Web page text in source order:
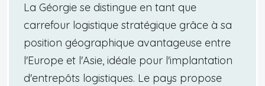
La Géorgie se distingue en tant que
carrefour logistique stratégique grâce à sa
position géographique avantageuse entre
l'Europe et l'Asie, idéale pour l'implantation
d'entrepôts logistiques. Le pays propose